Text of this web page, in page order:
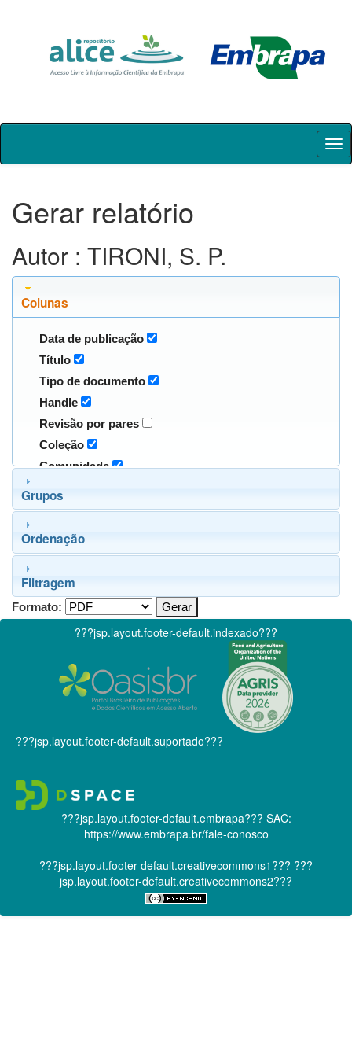
Skip
Gerar relatório
Autor : TIRONI, S. P.
Colunas
Data de publicação
Título
Tipo de documento
Handle
Revisão por pares
Coleção
Comunidade
Grupos
Ordenação
Filtragem
Formato:
???jsp.layout.footer-default.indexado???
???jsp.layout.footer-default.suportado???
???jsp.layout.footer-default.embrapa??? SAC:
https://www.embrapa.br/fale-conosco
???jsp.layout.footer-default.creativecommons1??? ???
jsp.layout.footer-default.creativecommons2???